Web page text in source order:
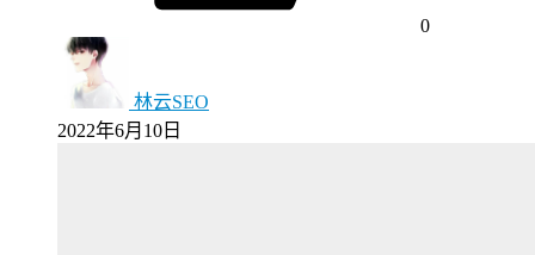
0
林云SEO
2022年6月10日